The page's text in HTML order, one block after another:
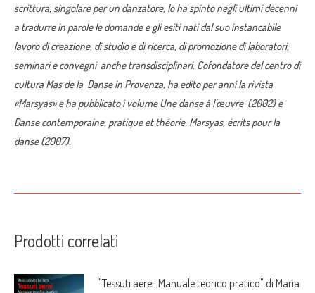
scrittura, singolare per un danzatore, lo ha spinto negli ultimi decenni
a tradurre in parole le domande e gli esiti nati dal suo instancabile
lavoro di creazione, di studio e di ricerca, di promozione di laboratori,
seminari e convegni anche transdisciplinari. Cofondatore del centro di
cultura Mas de la Danse in Provenza, ha edito per anni la rivista
«Marsyas» e ha pubblicato i volume Une danse à l’œuvre (2002) e
Danse contemporaine, pratique et théorie. Marsyas, écrits pour la
danse (2007).
Prodotti correlati
"Tessuti aerei. Manuale teorico pratico" di Maria